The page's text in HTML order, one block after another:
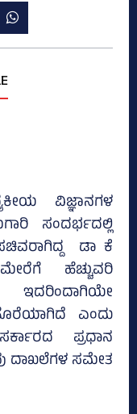
ವಿಜ್ಞಾನಗಳ
ಸಂದರ್ಭದಲ್ಲಿ
ಡಾ ಕೆ
ಹೆಚ್ಚುವರಿ
ಇದರಿಂದಾಗಿಯೇ
ಎಂದು
ಪ್ರಧಾನ
ದಾಖಲೆಗಳ ಸಮೇತ